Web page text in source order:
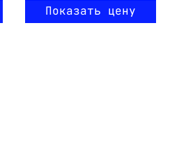
Показать цену